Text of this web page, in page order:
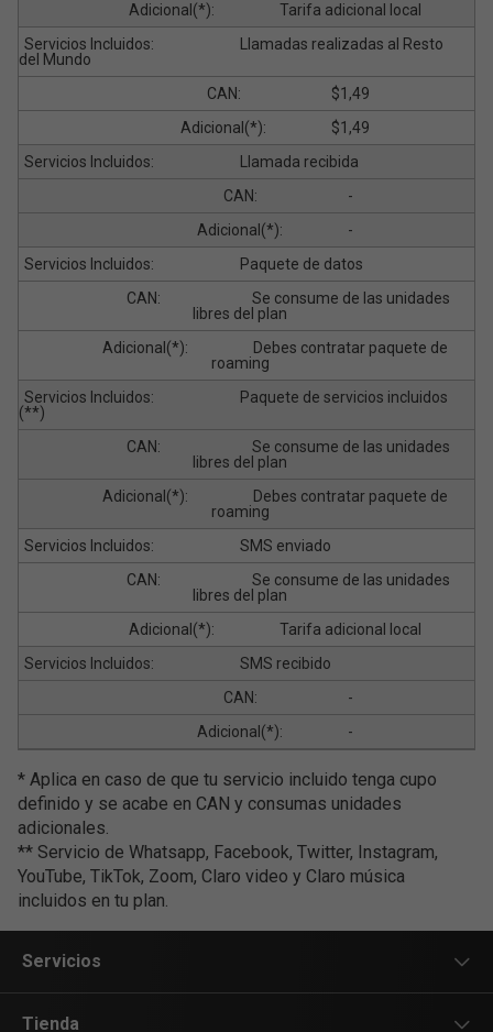
Tarifa adicional local
Llamadas realizadas al Resto
del Mundo
$1,49
$1,49
Llamada recibida
-
-
Paquete de datos
Se consume de las unidades
libres del plan
Debes contratar paquete de
roaming
Paquete de servicios incluidos
(**)
Se consume de las unidades
libres del plan
Debes contratar paquete de
roaming
SMS enviado
Se consume de las unidades
libres del plan
Tarifa adicional local
SMS recibido
-
-
* Aplica en caso de que tu servicio incluido tenga cupo
definido y se acabe en CAN y consumas unidades
adicionales.
** Servicio de Whatsapp, Facebook, Twitter, Instagram,
YouTube, TikTok, Zoom, Claro video y Claro música
incluidos en tu plan.
Servicios
Servicios Móviles
Tienda